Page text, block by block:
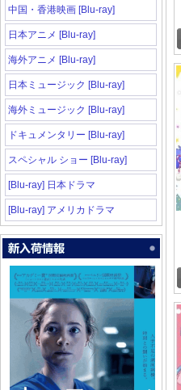
中国・香港映画 [Blu-ray]
日本アニメ [Blu-ray]
海外アニメ [Blu-ray]
日本ミュージック [Blu-ray]
海外ミュージック [Blu-ray]
ドキュメンタリー [Blu-ray]
スペシャル ショー [Blu-ray]
[Blu-ray] 日本ドラマ
[Blu-ray] アメリカドラマ